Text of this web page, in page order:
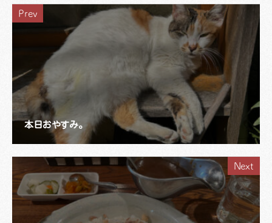
Prev
本日おやすみ。
Next